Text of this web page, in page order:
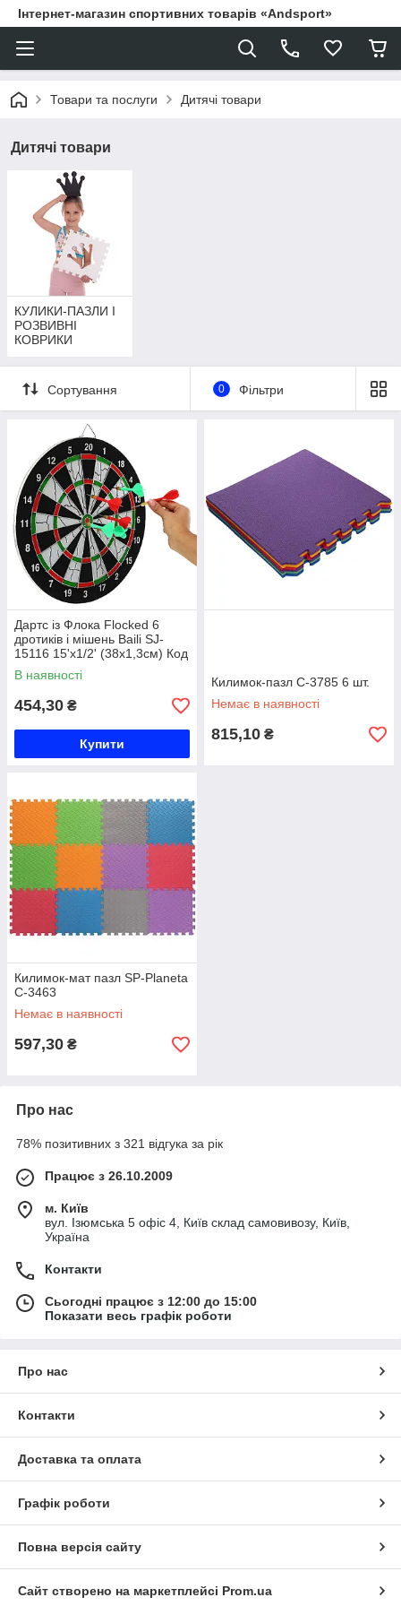
Інтернет-магазин спортивних товарів «Andsport»
Товари та послуги Дитячі товари
Дитячі товари
КУЛИКИ-ПАЗЛИ І
РОЗВИВНІ
КОВРИКИ
Сортування 0 Фільтри
Дартс із Флока Flocked 6
дротиків і мішень Baili SJ-
15116 15'х1/2' (38х1,3см) Код
SJ-15116
В наявності
454,30 ₴
Купити
Килимок-пазл C-3785 6 шт.
Немає в наявності
815,10 ₴
Килимок-мат пазл SP-Planeta
C-3463
Немає в наявності
597,30 ₴
Про нас
78% позитивних з 321 відгука за рік
Працює з 26.10.2009
м. Київ
вул. Ізюмська 5 офіс 4, Київ склад самовивозу, Київ,
Україна
Контакти
Сьогодні працює з 12:00 до 15:00
Показати весь графік роботи
Про нас
Контакти
Доставка та оплата
Графік роботи
Повна версія сайту
Сайт створено на маркетплейсі Prom.ua